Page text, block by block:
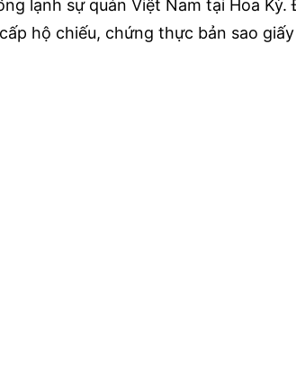
lạnh sự quán Việt Nam tại Hoa
hộ chiếu, chứng thực bản sao